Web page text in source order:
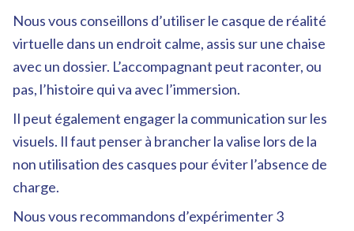
Nous vous conseillons d’utiliser le casque de réalité
virtuelle dans un endroit calme, assis sur une chaise
avec un dossier. L’accompagnant peut raconter, ou
pas, l’histoire qui va avec l’immersion.
Il peut également engager la communication sur les
visuels. Il faut penser à brancher la valise lors de la
non utilisation des casques pour éviter l’absence de
charge.
Nous vous recommandons d’expérimenter 3